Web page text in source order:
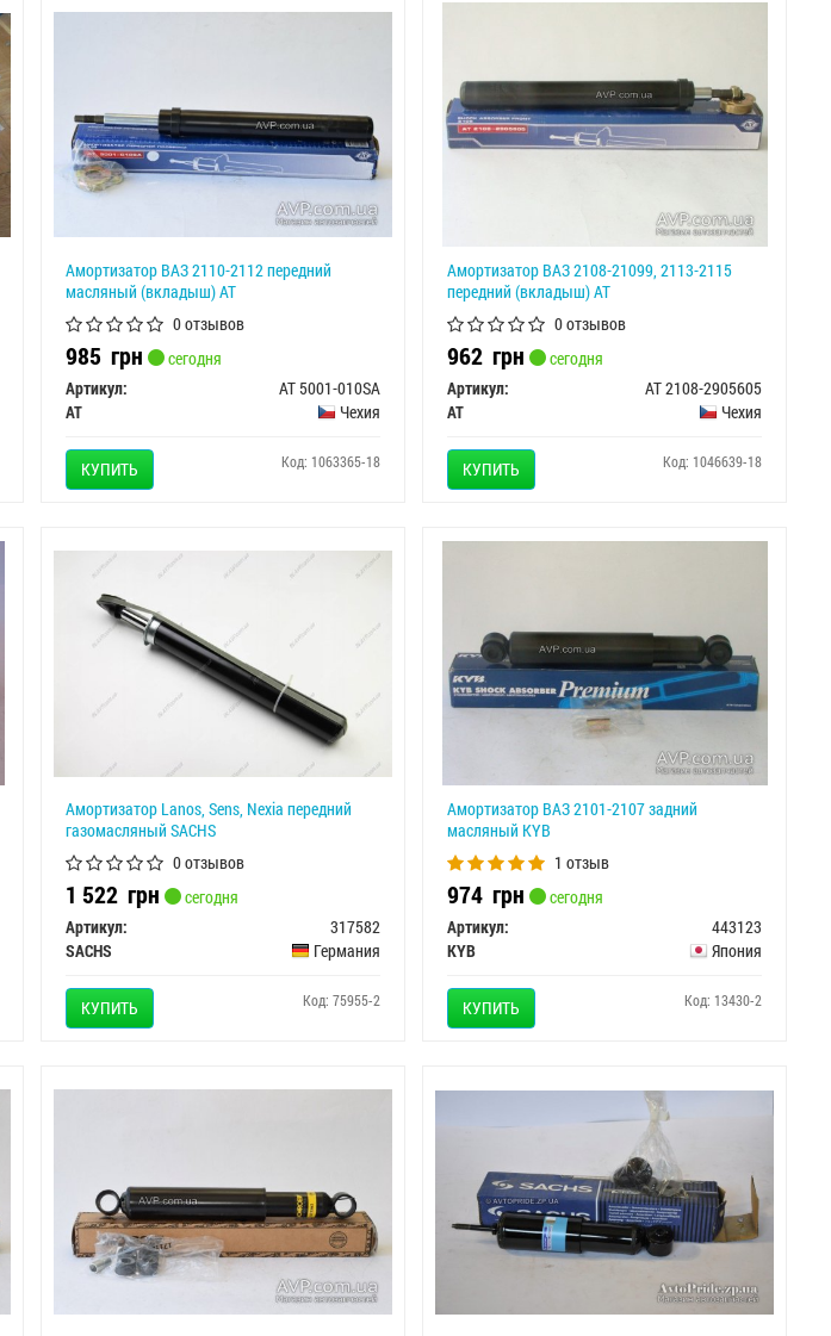
Амортизатор ВАЗ 2110-2112 передний
масляный (вкладыш) АТ
0 отзывов
985грн
сегодня
Артикул:
AT 5001-010SA
AT
Чехия
КУПИТЬ Код: 1063365-18
Амортизатор ВАЗ 2108-21099, 2113-2115
передний (вкладыш) АТ
0 отзывов
962грн
сегодня
Артикул:
AT 2108-2905605
AT
Чехия
КУПИТЬ Код: 1046639-18
Амортизатор Lanos, Sens, Nexia передний
газомасляный SACHS
0 отзывов
1 522грн
сегодня
Артикул:
317582
SACHS
Германия
КУПИТЬ Код: 75955-2
Амортизатор ВАЗ 2101-2107 задний
масляный KYB
1 отзыв
974грн
сегодня
Артикул:
443123
KYB
Япония
КУПИТЬ Код: 13430-2